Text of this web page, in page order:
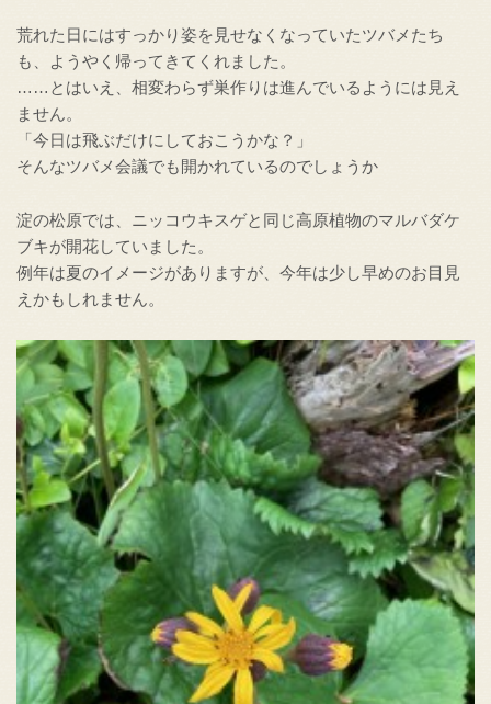
荒れた日にはすっかり姿を見せなくなっていたツバメたち
も、ようやく帰ってきてくれました。
……とはいえ、相変わらず巣作りは進んでいるようには見え
ません。
「今日は飛ぶだけにしておこうかな？」
そんなツバメ会議でも開かれているのでしょうか
淀の松原では、ニッコウキスゲと同じ高原植物のマルバダケ
ブキが開花していました。
例年は夏のイメージがありますが、今年は少し早めのお目見
えかもしれません。